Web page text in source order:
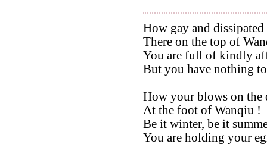
How gay and dissipated
There on the top of
You are full of kindly
But you have nothing
How your blows on the
At the foot of Wanqiu !
Be it winter, be it
You are holding your